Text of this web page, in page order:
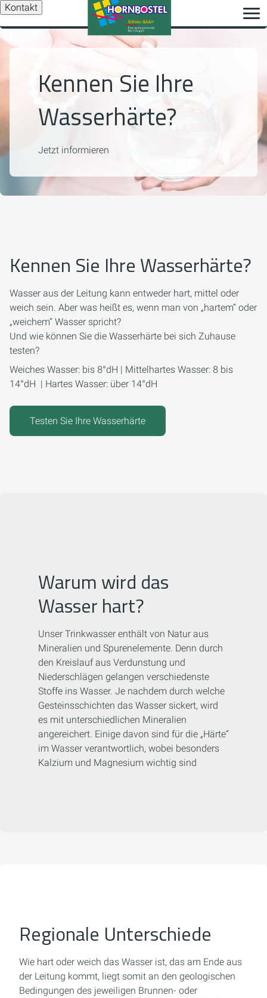
Kontakt
Kennen Sie Ihre
Wasserhärte?
Jetzt informieren
Kennen Sie Ihre Wasserhärte?
Wasser aus der Leitung kann entweder hart, mittel oder
weich sein. Aber was heißt es, wenn man von „hartem“ oder
„weichem“ Wasser spricht?
Und wie können Sie die Wasserhärte bei sich Zuhause
testen?
Weiches Wasser: bis 8°dH | Mittelhartes Wasser: 8 bis
14°dH | Hartes Wasser: über 14°dH
Testen Sie Ihre Wasserhärte
Warum wird das
Wasser hart?
Unser Trinkwasser enthält von Natur aus
Mineralien und Spurenelemente. Denn durch
den Kreislauf aus Verdunstung und
Niederschlägen gelangen verschiedenste
Stoffe ins Wasser. Je nachdem durch welche
Gesteinsschichten das Wasser sickert, wird
es mit unterschiedlichen Mineralien
angereichert. Einige davon sind für die „Härte“
im Wasser verantwortlich, wobei besonders
Kalzium und Magnesium wichtig sind
Regionale Unterschiede
Wie hart oder weich das Wasser ist, das am Ende aus
der Leitung kommt, liegt somit an den geologischen
Bedingungen des jeweiligen Brunnen- oder